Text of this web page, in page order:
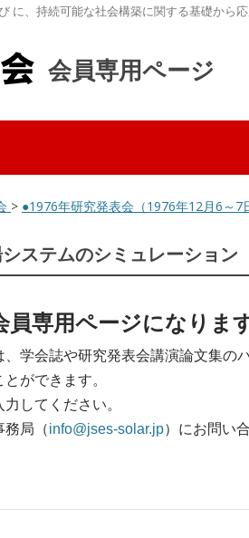
、持続可能な社会構築に関する基礎から
会員専用ページ
> ●1976年研究発表会（1976年12月6～7
ステムのシミュレーション
専用ページになります
、学会誌や研究発表会講演論文集の
ができます。
してください。
務局（info@jses-solar.jp）にお問い